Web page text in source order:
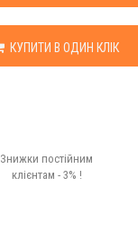
КУПИТИ В ОДИН КЛІК
Знижки постійним
клієнтам - 3% !